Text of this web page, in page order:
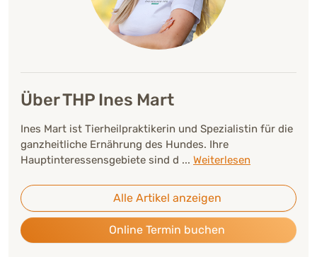
Über THP Ines Mart
Ines Mart ist Tierheilpraktikerin und Spezialistin für die
ganzheitliche Ernährung des Hundes. Ihre
Hauptinteressensgebiete sind d ... Weiterlesen
Alle Artikel anzeigen
Online Termin buchen